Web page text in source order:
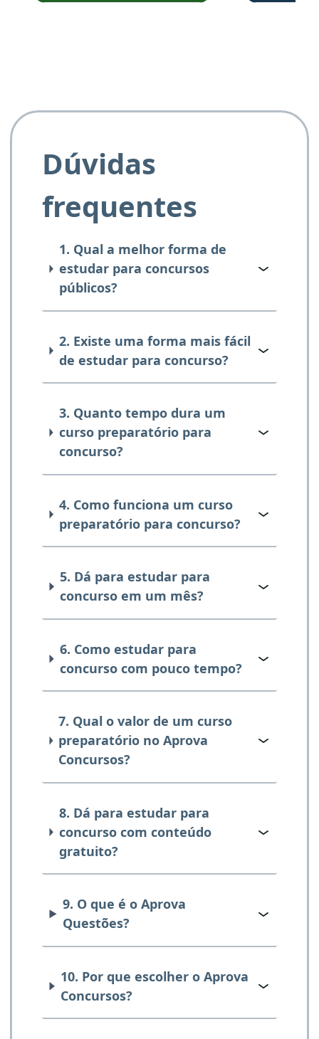
Dúvidas
frequentes
1. Qual a melhor forma de
estudar para concursos
públicos?
2. Existe uma forma mais fácil
de estudar para concurso?
3. Quanto tempo dura um
curso preparatório para
concurso?
4. Como funciona um curso
preparatório para concurso?
5. Dá para estudar para
concurso em um mês?
6. Como estudar para
concurso com pouco tempo?
7. Qual o valor de um curso
preparatório no Aprova
Concursos?
8. Dá para estudar para
concurso com conteúdo
gratuito?
9. O que é o Aprova
Questões?
10. Por que escolher o Aprova
Concursos?